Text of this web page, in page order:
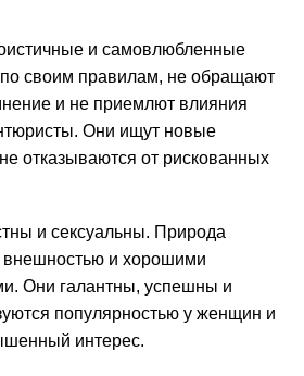
и самовлюбленные
своим правилам, не обращают
и не приемлют влияния
Они ищут новые
отказываются от рискованных
и сексуальны. Природа
внешностью и хорошими
Они галантны, успешны и
популярностью у женщин и
интерес.